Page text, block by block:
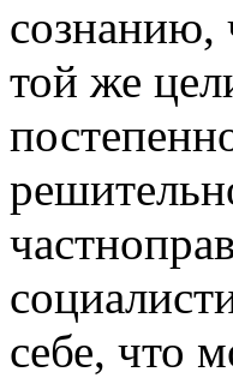
сознанию,
той же
себе, что